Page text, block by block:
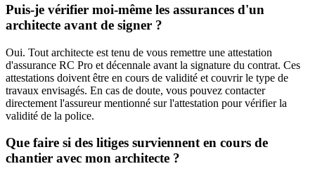
Puis-je vérifier moi-même les assurances d'un
architecte avant de signer ?
Oui. Tout architecte est tenu de vous remettre une attestation
d'assurance RC Pro et décennale avant la signature du contrat. Ces
attestations doivent être en cours de validité et couvrir le type de
travaux envisagés. En cas de doute, vous pouvez contacter
directement l'assureur mentionné sur l'attestation pour vérifier la
validité de la police.
Que faire si des litiges surviennent en cours de
chantier avec mon architecte ?